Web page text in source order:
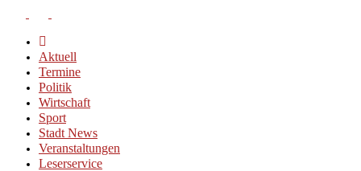
Aktuell
Termine
Politik
Wirtschaft
Sport
Stadt News
Veranstaltungen
Leserservice